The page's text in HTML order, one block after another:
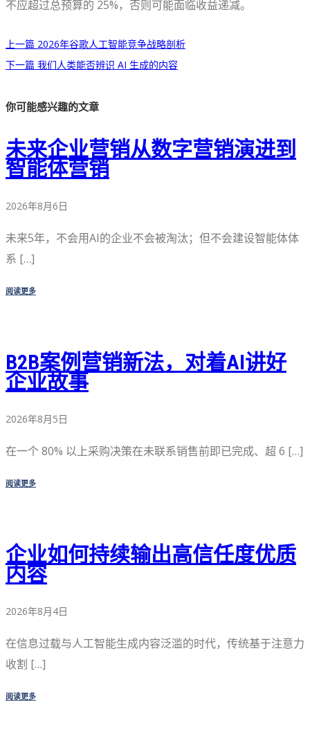
不应超过总预算的 25%，否则可能面临收益递减。
上一篇 2026年谷歌人工智能竞争战略剖析
下一篇 我们人类能否辨识 AI 生成的内容
你可能感兴趣的文章
未来企业营销从数字营销演进到
智能体营销
2026年8月6日
未来5年，不会用AI的企业不会被淘汰；但不会建设智能体体
系 […]
阅读更多
B2B案例营销新法，对着AI讲好
企业故事
2026年8月5日
在一个 80% 以上采购决策在未联系销售前即已完成、超 6 […]
阅读更多
企业如何持续输出高信任度优质
内容
2026年8月4日
在信息过载与人工智能生成内容泛滥的时代，传统基于注意力
收割 […]
阅读更多